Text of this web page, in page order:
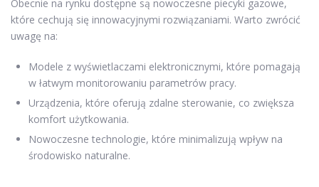
Obecnie na rynku dostępne są nowoczesne piecyki gazowe,
które cechują się innowacyjnymi rozwiązaniami. Warto zwrócić
uwagę na:
Modele z wyświetlaczami elektronicznymi, które pomagają
w łatwym monitorowaniu parametrów pracy.
Urządzenia, które oferują zdalne sterowanie, co zwiększa
komfort użytkowania.
Nowoczesne technologie, które minimalizują wpływ na
środowisko naturalne.